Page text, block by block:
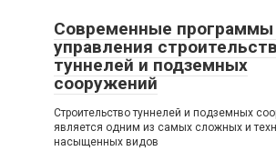
Современные
управления
туннелей и подземных
сооружений
Строительство туннелей и подземных
является одним из самых сложных и
насыщенных видов